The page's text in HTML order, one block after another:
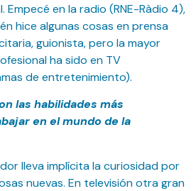
en la radio (RNE-Ràdio 4),
hice algunas cosas en prensa
guionista, pero la mayor
ha sido en TV
de entretenimiento).
las habilidades más
en el mundo de la
lleva implícita la curiosidad por
nuevas. En televisión otra gran